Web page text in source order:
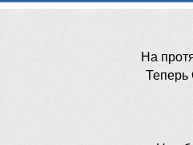
На
Теперь